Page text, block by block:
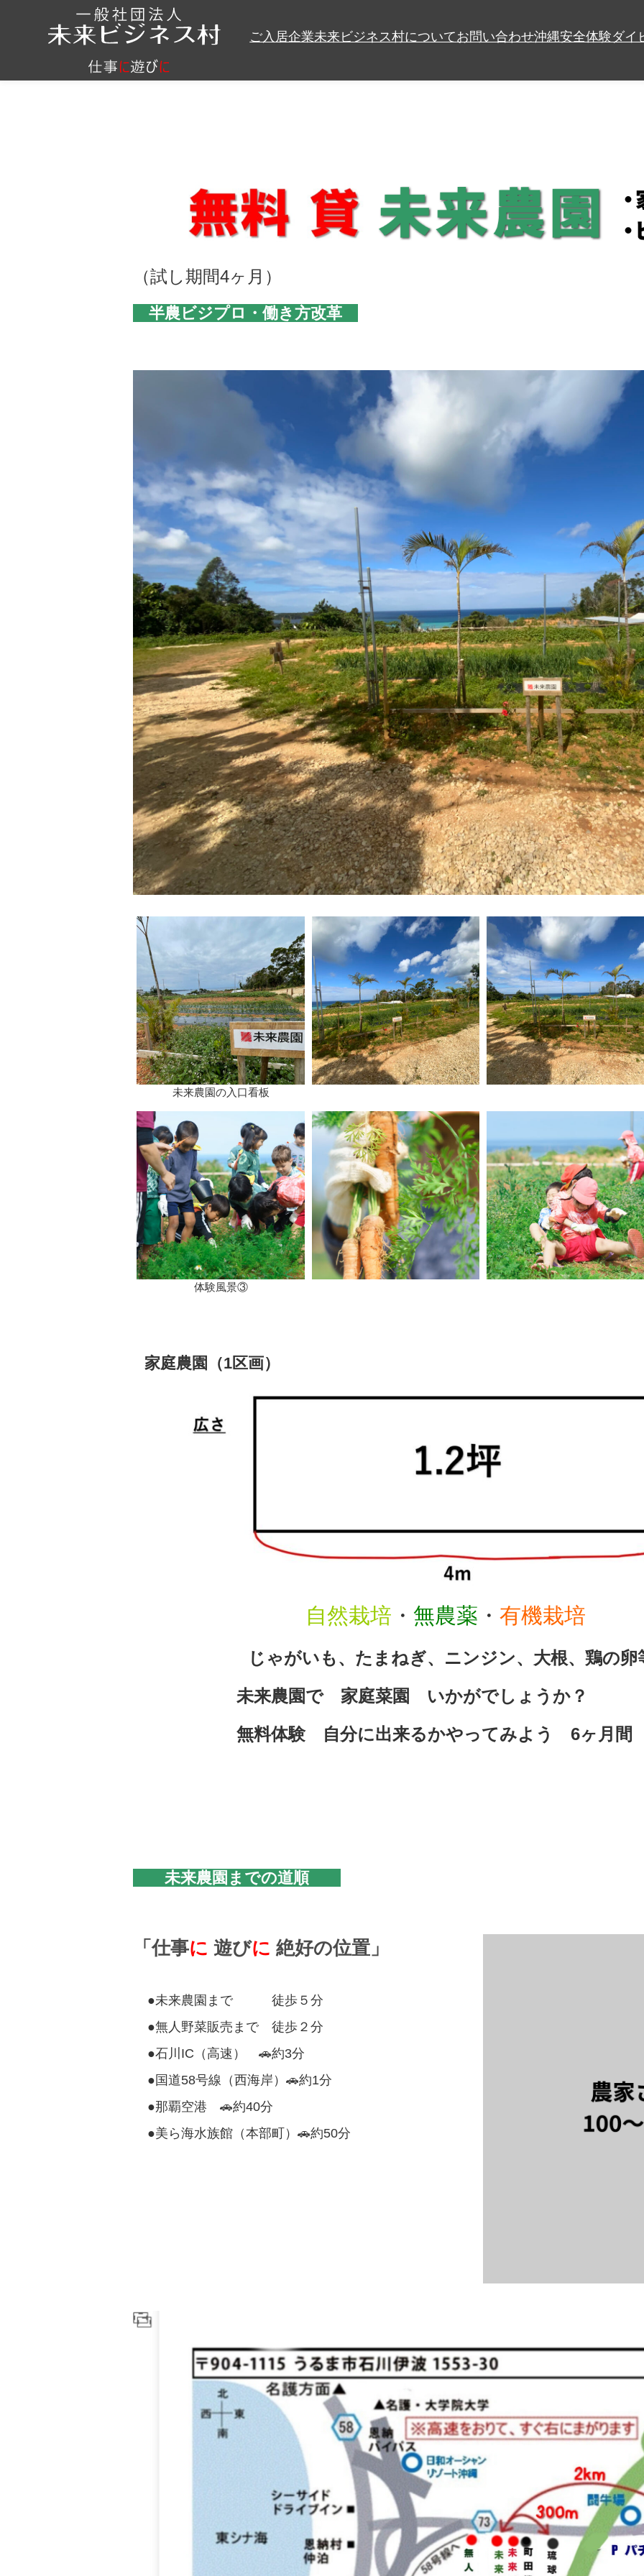
ご入居企業未来ビジネス村についてお問い合わせ沖縄安全体験ダイ
（試し期間4ヶ月）
半農ビジプロ・働き方改革
未来農園の入口看板
体験風景③
家庭農園（1区画）
自然栽培 ・ 無農薬 ・有機栽培
じゃがいも、たまねぎ、ニンジン、大根、鶏の卵
未来農園で 家庭菜園 いかがでしょうか？
無料体験 自分に出来るかやってみよう 6ヶ月間
未来農園までの道順
「仕事に 遊びに 絶好の位置」
●未来農園まで 徒歩５分
●無人野菜販売まで 徒歩２分
●石川IC（高速） 🚗約3分
●国道58号線（西海岸）🚗約1分
●那覇空港 🚗約40分
●美ら海水族館（本部町）🚗約50分